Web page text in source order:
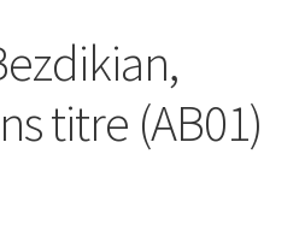
titre (AB01)